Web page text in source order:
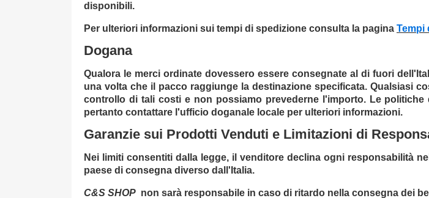
disponibili.
Per ulteriori informazioni sui tempi di spedizione consulta la pagina Tempi
Dogana
Qualora le merci ordinate dovessero essere consegnate al di fuori
una volta che il pacco raggiunge la destinazione specificata. Qualsiasi
controllo di tali costi e non possiamo prevederne l'importo. Le
pertanto contattare l'ufficio doganale locale per ulteriori informazioni.
Garanzie sui Prodotti Venduti e Limitazioni di
Nei limiti consentiti dalla legge, il venditore declina ogni responsabilità
paese di consegna diverso dall'Italia.
C&S SHOP non sarà responsabile in caso di ritardo nella consegna dei